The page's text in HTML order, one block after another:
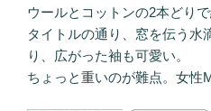
ウールとコットンの2本どりで
タイトルの通り、窓を伝う水
り、広がった袖も可愛い。
ちょっと重いのが難点。女性